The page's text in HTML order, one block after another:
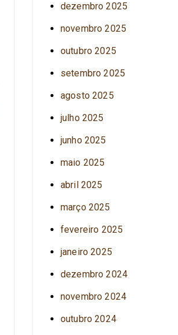
dezembro 2025
novembro 2025
outubro 2025
setembro 2025
agosto 2025
julho 2025
junho 2025
maio 2025
abril 2025
março 2025
fevereiro 2025
janeiro 2025
dezembro 2024
novembro 2024
outubro 2024